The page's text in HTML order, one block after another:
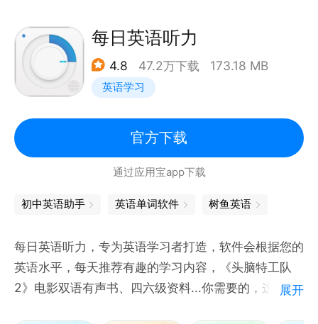
题……
【背单词】百万原声视频例句，让你身临其境背单词，
AI词汇私教1v1，加强词汇场景记忆， 掌握实际运用。
【同步练】教材全覆盖，预习复习两不误，萌宠AI学伴
学习闭环。
【AI语伴】AI口语陪练，中英文聊天，零基础学习，双
每日英语听力
4.8 47.2万下载 173.18 MB
英语学习
官方下载
通过应用宝app下载
初中英语助手 英语单词软件 树鱼英语
每日英语听力，专为英语学习者打造，软件会根据您的
英语水平，每天推荐有趣的学习内容，《头脑特工队
2》电影双语有声书、四六级资料...你需要的，这里都
展开